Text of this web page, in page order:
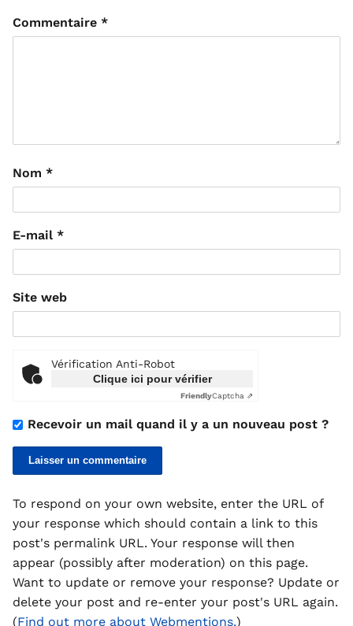
Commentaire *
Nom *
E-mail *
Site web
Vérification Anti-Robot
Clique ici pour vérifier
FriendlyCaptcha ⇗
Recevoir un mail quand il y a un nouveau post ?
To respond on your own website, enter the URL of
your response which should contain a link to this
post's permalink URL. Your response will then
appear (possibly after moderation) on this page.
Want to update or remove your response? Update or
delete your post and re-enter your post's URL again.
(Find out more about Webmentions.)